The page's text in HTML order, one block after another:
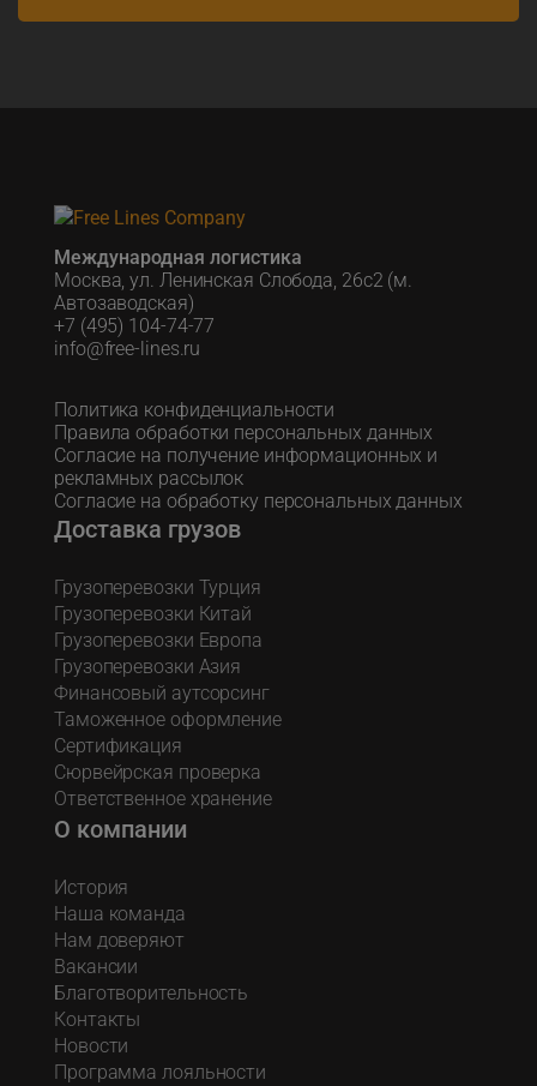
Международная логистика
Москва, ул. Ленинская Слобода, 26с2 (м.
Автозаводская)
+7 (495) 104-74-77
info@free-lines.ru
Политика конфиденциальности
Правила обработки персональных данных
Согласие на получение информационных и
рекламных рассылок
Согласие на обработку персональных данных
Доставка грузов
Грузоперевозки Турция
Грузоперевозки Китай
Грузоперевозки Европа
Грузоперевозки Азия
Финансовый аутсорсинг
Таможенное оформление
Сертификация
Сюрвейрская проверка
Ответственное хранение
О компании
История
Наша команда
Нам доверяют
Вакансии
Благотворительность
Контакты
Новости
Программа лояльности